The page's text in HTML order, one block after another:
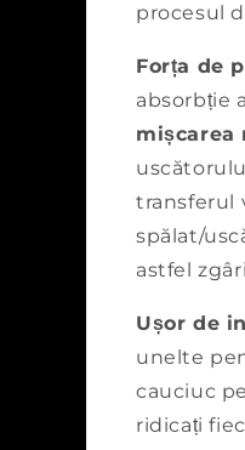
procesul
Forța de
absorbție
mișcarea
transferul
spălat/
astfel
Ușor de
unelte
cauciuc
ridicați